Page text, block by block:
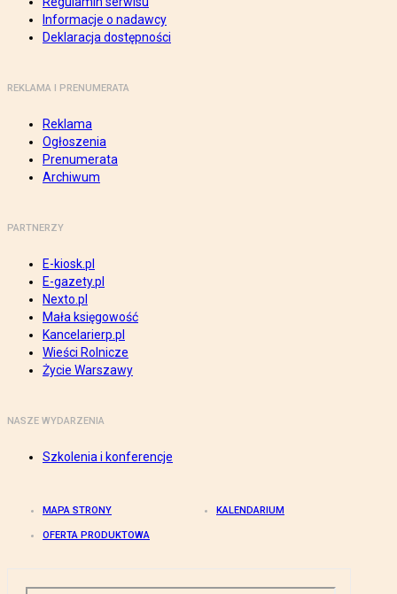
Informacje o nadawcy
Deklaracja dostępności
REKLAMA I PRENUMERATA
Reklama
Ogłoszenia
Prenumerata
Archiwum
PARTNERZY
E-kiosk.pl
E-gazety.pl
Nexto.pl
Mała księgowość
Kancelarierp.pl
Wieści Rolnicze
Życie Warszawy
NASZE WYDARZENIA
Szkolenia i konferencje
MAPA STRONY KALENDARIUM
OFERTA PRODUKTOWA